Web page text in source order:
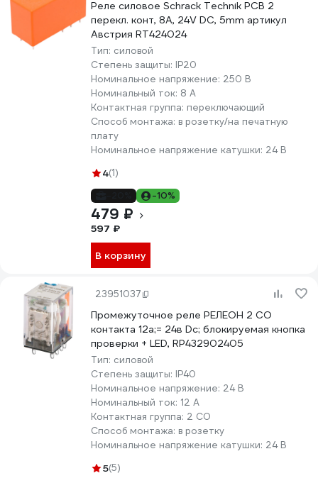
Реле силовое Schrack Technik PCB 2
перекл. конт, 8A, 24V DC, 5mm артикул
Австрия RT424024
Тип: силовой
Степень защиты: IP20
Номинальное напряжение: 250 В
Номинальный ток: 8 А
Контактная группа: переключающий
Способ монтажа: в розетку/на печатную
плату
Номинальное напряжение катушки: 24 В
4(1)
-10%
479 ₽
597 ₽
В корзину
23951037
Промежуточное реле РЕЛЕОН 2 CO
контакта 12а;= 24в Dc; блокируемая кнопка
проверки + LED, RP432902405
Тип: силовой
Степень защиты: IP40
Номинальное напряжение: 24 В
Номинальный ток: 12 А
Контактная группа: 2 CO
Способ монтажа: в розетку
Номинальное напряжение катушки: 24 В
5(5)